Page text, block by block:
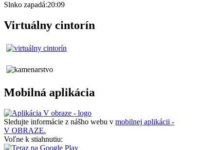
Slnko zapadá:20:09
Virtuálny cintorín
Mobilná aplikácia
Sledujte informácie z nášho webu v mobilnej aplikácii -
V OBRAZE.
Voľne k stiahnutiu: